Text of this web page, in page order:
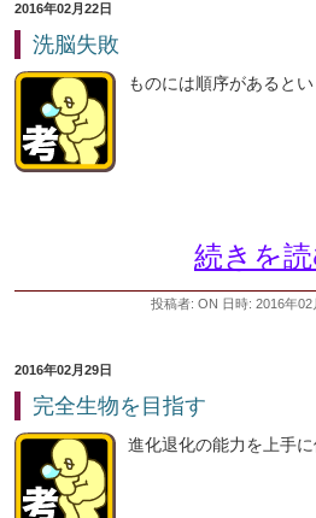
2016年02月22日
洗脳失敗
ものには順序があるとい
続きを
投稿者: ON 日時: 2016年02
2016年02月29日
完全生物を目指す
進化退化の能力を上手